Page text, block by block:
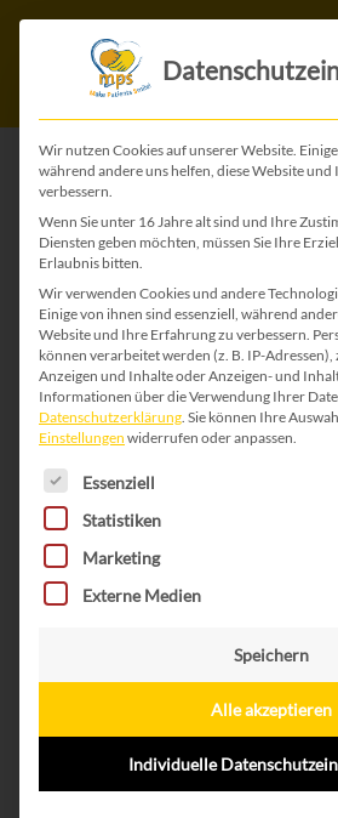
KARTEN
Wir nutzen Cookies auf unserer Website.
während andere uns helfen, diese Website
verbessern.
Wenn Sie unter 16 Jahre alt sind und Ihre
Diensten geben möchten, müssen Sie Ihre
Erlaubnis bitten.
Wir verwenden Cookies und andere
Einige von ihnen sind essenziell, während
Website und Ihre Erfahrung zu verbessern.
können verarbeitet werden (z. B. IP-
Anzeigen und Inhalte oder Anzeigen- und
Informationen über die Verwendung Ihrer
Datenschutzerklärung. Sie können Ihre
Einstellungen widerrufen oder anpassen.
Es folgt eine Liste der
Essenziell
Statistiken
Marketing
Externe Medien
Speichern
Alle akzeptieren
Individuelle